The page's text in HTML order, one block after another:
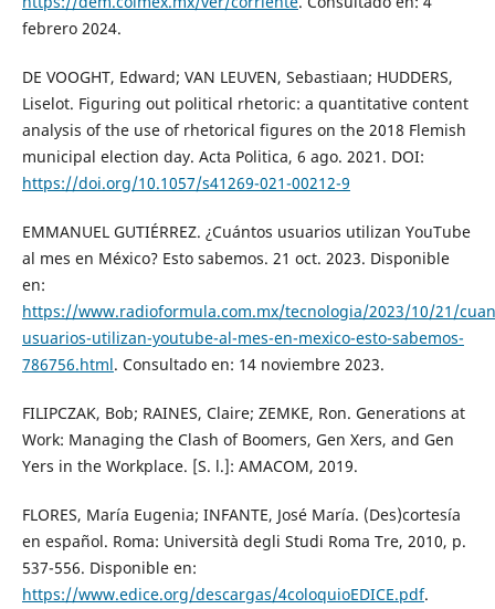
febrero 2024.
DE VOOGHT, Edward; VAN LEUVEN, Sebastiaan; HUDDERS,
Liselot. Figuring out political rhetoric: a quantitative content
analysis of the use of rhetorical figures on the 2018 Flemish
municipal election day. Acta Politica, 6 ago. 2021. DOI:
https://doi.org/10.1057/s41269-021-00212-9
EMMANUEL GUTIÉRREZ. ¿Cuántos usuarios utilizan YouTube
al mes en México? Esto sabemos. 21 oct. 2023. Disponible
en:
https://www.radioformula.com.mx/tecnologia/2023/10/21/
usuarios-utilizan-youtube-al-mes-en-mexico-esto-sabemos-
786756.html. Consultado en: 14 noviembre 2023.
FILIPCZAK, Bob; RAINES, Claire; ZEMKE, Ron. Generations at
Work: Managing the Clash of Boomers, Gen Xers, and Gen
Yers in the Workplace. [S. l.]: AMACOM, 2019.
FLORES, María Eugenia; INFANTE, José María. (Des)cortesía
en español. Roma: Università degli Studi Roma Tre, 2010, p.
537-556. Disponible en:
https://www.edice.org/descargas/4coloquioEDICE.pdf.